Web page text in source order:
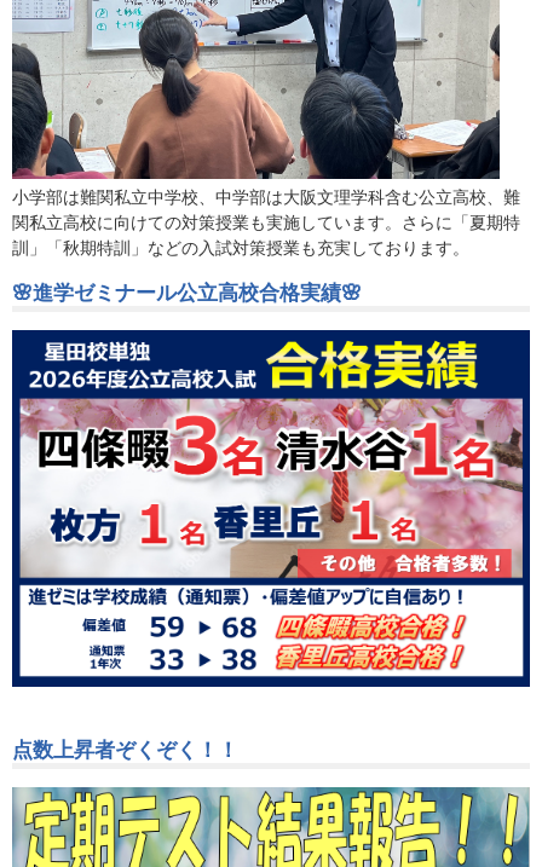
小学部は難関私立中学校、中学部は大阪文理学科含む公立高校、難
関私立高校に向けての対策授業も実施しています。さらに「夏期特
訓」「秋期特訓」などの入試対策授業も充実しております。
🌸進学ゼミナール公立高校合格実績🌸
点数上昇者ぞくぞく！！